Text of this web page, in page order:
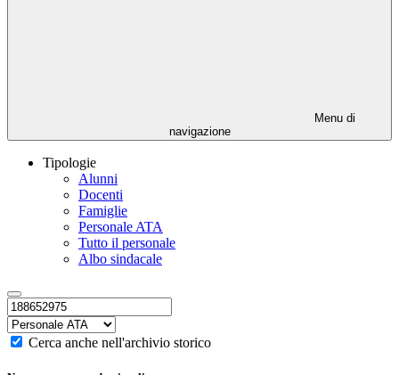
Menu di
navigazione
Tipologie
Alunni
Docenti
Famiglie
Personale ATA
Tutto il personale
Albo sindacale
Cerca anche nell'archivio storico